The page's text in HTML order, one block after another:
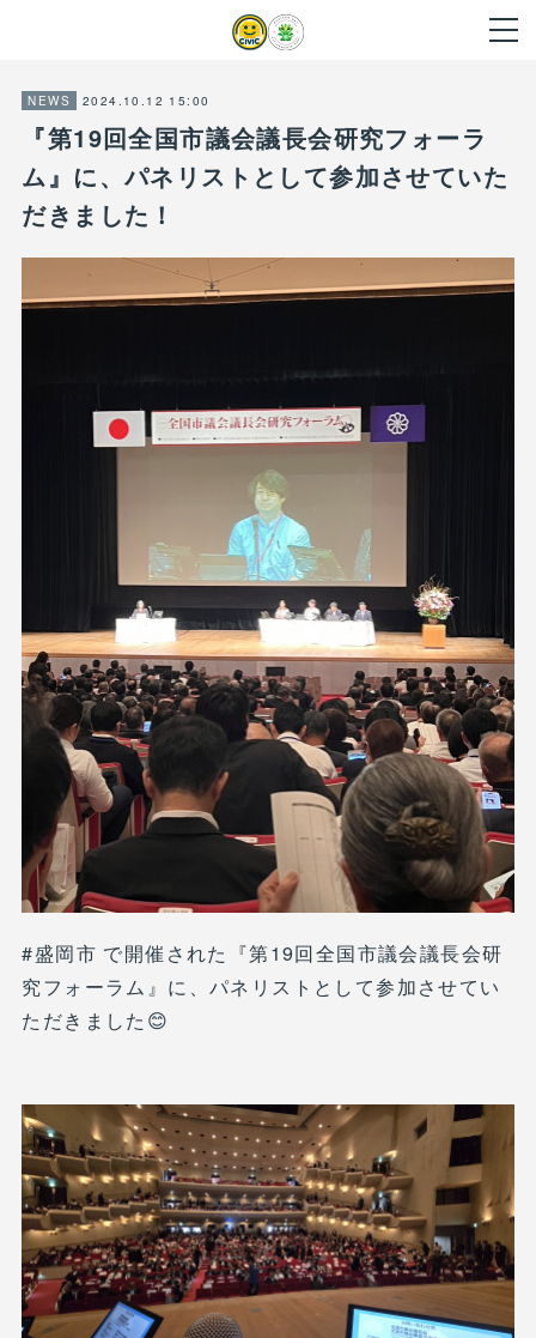
NEWS 2024.10.12 15:00
『第19回全国市議会議長会研究フォーラ
ム』に、パネリストとして参加させていた
だきました！
#盛岡市 で開催された『第19回全国市議会議長会研
究フォーラム』に、パネリストとして参加させてい
ただきました😊